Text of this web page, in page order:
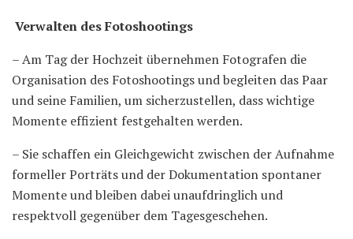
Verwalten des Fotoshootings
– Am Tag der Hochzeit übernehmen Fotografen die
Organisation des Fotoshootings und begleiten das Paar
und seine Familien, um sicherzustellen, dass wichtige
Momente effizient festgehalten werden.
– Sie schaffen ein Gleichgewicht zwischen der Aufnahme
formeller Porträts und der Dokumentation spontaner
Momente und bleiben dabei unaufdringlich und
respektvoll gegenüber dem Tagesgeschehen.